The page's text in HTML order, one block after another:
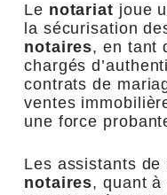
Le notariat joue
la sécurisation
notaires, en tant
chargés
contrats de
ventes
une force
Les assistants de
notaires, quant à